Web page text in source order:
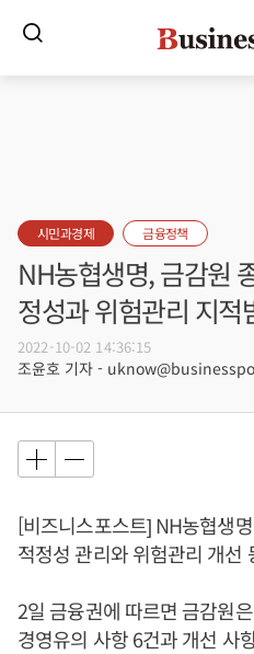
시민과경제 금융정책
NH농협생명, 금감원
정성과 위험관리 지적
2022-10-02 14:36:15
조윤호 기자 -
[비즈니스포스트] NH농협생
적정성 관리와 위험관리 개선
2일 금융권에 따르면 금감원
경영유의 사항 6건과 개선 사